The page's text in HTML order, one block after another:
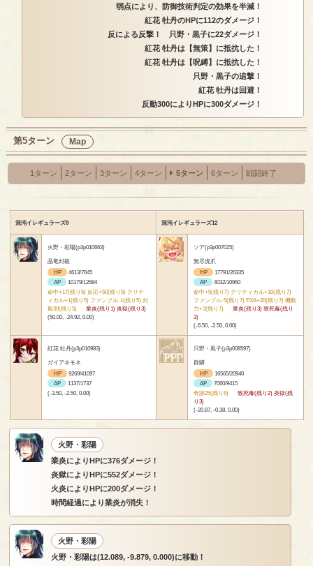
弱点により、防御技術判定の効果を半減！
紅花 牡丹のHPに112のダメージ！
反による反撃！ 只野・黒子に22ダメージ！
紅花 牡丹は【無策】に抵抗した！
紅花 牡丹は【呪縛】に抵抗した！
只野・黒子の追撃！
紅花 牡丹は回避！
反動300によりHPに300ダメージ！
第5ターン Map
1ターン 2ターン 3ターン 4ターン 5ターン 6ターン 戦闘終了
混沌イレギュラーズ8 混沌イレギュラーズ12
火野・彩陽(p3p010663)
晶竜封殺
HP
4613/7645
AP
10179/12684
命中+17(残り5) 反応+50(残り5) クリテ
ィカル+1(残り5) ファンブル-1(残り5) 封
殺30(残り5)
業炎(残り1) 炎獄(残り3)
(50.00, -24.92, 0.00)
ソア(p3p007025)
無尽虎爪
HP
17791/26335
AP
4032/10960
命中+5(残り7) クリティカル+10(残り7)
ファンブル-5(残り7) EXA+20(残り7) 機動
力+3(残り7)
業炎(残り3) 致死毒(残り
3)
(-6.50, -2.50, 0.00)
紅花 牡丹(p3p010983)
ガイアネモネ
HP
9269/41097
AP
1137/1737
(-3.50, -2.50, 0.00)
只野・黒子(p3p008597)
群鱗
HP
16565/20940
AP
7060/9415
奇跡25(残り6)
致死毒(残り2) 炎獄(残
り3)
(-20.87, -0.38, 0.00)
火野・彩陽
業炎によりHPに376ダメージ！
炎獄によりHPに552ダメージ！
火炎によりHPに200ダメージ！
時間経過により業炎が消失！
火野・彩陽
火野・彩陽は(12.089, -9.879, 0.000)に移動！